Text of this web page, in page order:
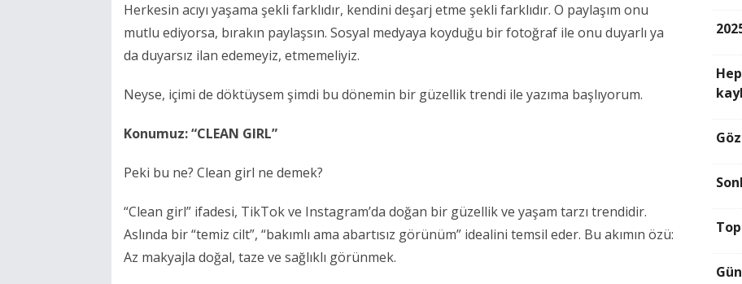
Herkesin acıyı yaşama şekli farklıdır, kendini deşarj etme şekli farklıdır. O paylaşım onu
mutlu ediyorsa, bırakın paylaşsın. Sosyal medyaya koyduğu bir fotoğraf ile onu duyarlı ya
da duyarsız ilan edemeyiz, etmemeliyiz.
Neyse, içimi de döktüysem şimdi bu dönemin bir güzellik trendi ile yazıma başlıyorum.
Konumuz: “CLEAN GIRL”
Peki bu ne? Clean girl ne demek?
“Clean girl” ifadesi, TikTok ve Instagram’da doğan bir güzellik ve yaşam tarzı trendidir.
Aslında bir “temiz cilt”, “bakımlı ama abartısız görünüm” idealini temsil eder. Bu akımın özü:
Az makyajla doğal, taze ve sağlıklı görünmek.